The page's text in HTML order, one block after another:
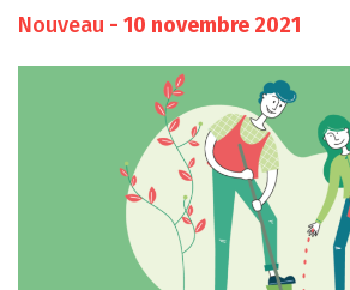
Nouveau - 10 novembre 2021